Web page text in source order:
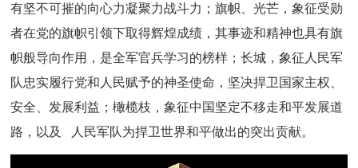
有坚不可摧的向心力凝聚力战斗力；旗帜、光芒，象征受勋
者在党的旗帜引领下取得辉煌成绩，其事迹和精神也具有旗
帜般导向作用，是全军官兵学习的榜样；长城，象征人民军
队忠实履行党和人民赋予的神圣使命，坚决捍卫国家主权、
安全、发展利益；橄榄枝，象征中国坚定不移走和平发展道
路，以及
人民军队为捍卫世界和平做出的突出贡献。